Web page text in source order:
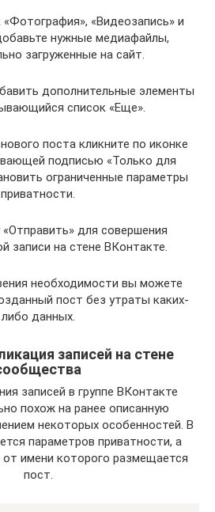
«Видеозапись» и
нужные медиафайлы,
загруженные на сайт.
дополнительные элементы
список «Еще».
поста кликните по иконке
подписью «Только для
ограниченные параметры
приватности.
для совершения
записи на стене ВКонтакте.
необходимости вы можете
пост без утраты каких-
либо данных.
записей на стене
записей в группе ВКонтакте
похож на ранее описанную
некоторых особенностей. В
параметров приватности, а
имени которого размещается
пост.